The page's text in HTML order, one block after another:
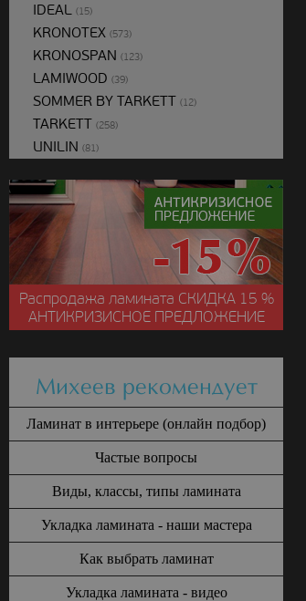
IDEAL (15)
KRONOTEX (573)
KRONOSPAN (123)
LAMIWOOD (39)
SOMMER BY TARKETT (12)
TARKETT (258)
UNILIN (81)
Распродажа ламината СКИДКА15 %
АНТИКРИЗИСНОЕ ПРЕДЛОЖЕНИЕ
Михеев рекомендует
Ламинат в интерьере (онлайн подбор)
Частые вопросы
Виды, классы, типы ламината
Укладка ламината - наши мастера
Как выбрать ламинат
Укладка ламината - видео